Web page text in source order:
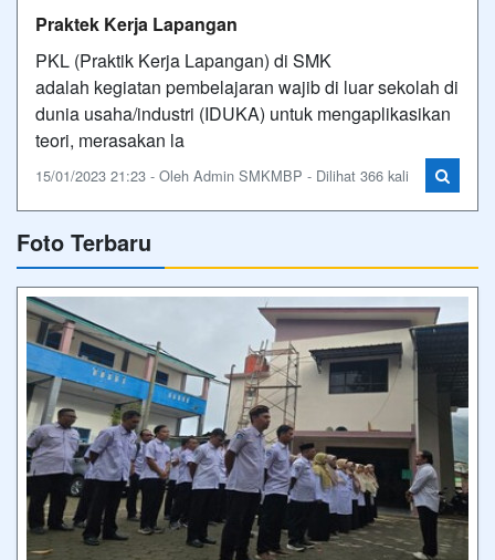
Praktek Kerja Lapangan
PKL (Praktik Kerja Lapangan) di SMK
adalah kegiatan pembelajaran wajib di luar sekolah di
dunia usaha/industri (IDUKA) untuk mengaplikasikan
teori, merasakan la
15/01/2023 21:23 - Oleh Admin SMKMBP - Dilihat 366 kali
Foto Terbaru